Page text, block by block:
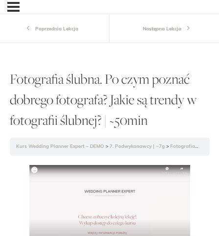
Poprzednia Lekcja Następna Lekcja
Fotografia ślubna. Po czym poznać
dobrego fotografa? Jakie są trendy w
fotografii ślubnej? | ~50min
Kurs Wedding Planner Expert – DEMO 7. Podwykonawcy | ~7g Fotografia ślubna. Po czym poznać dobrego fotografa? Jakie są trendy w fotografii ślubnej? | ~50min